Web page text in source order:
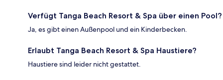
Verfügt Tanga Beach Resort & Spa über einen Pool?
Ja, es gibt einen Außenpool und ein Kinderbecken.
Erlaubt Tanga Beach Resort & Spa Haustiere?
Haustiere sind leider nicht gestattet.